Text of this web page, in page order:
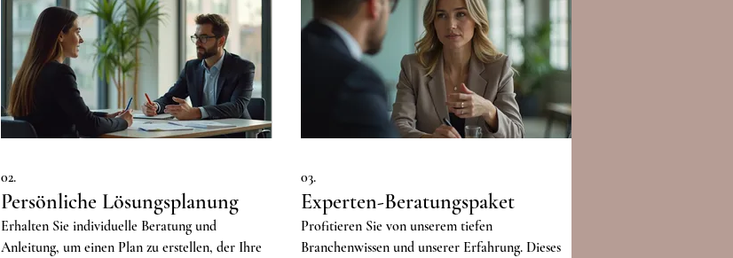
02.
Persönliche Lösungsplanung
Erhalten Sie individuelle Beratung und
Anleitung, um einen Plan zu erstellen, der Ihre
03.
Experten-Beratungspaket
Profitieren Sie von unserem tiefen
Branchenwissen und unserer Erfahrung. Dieses